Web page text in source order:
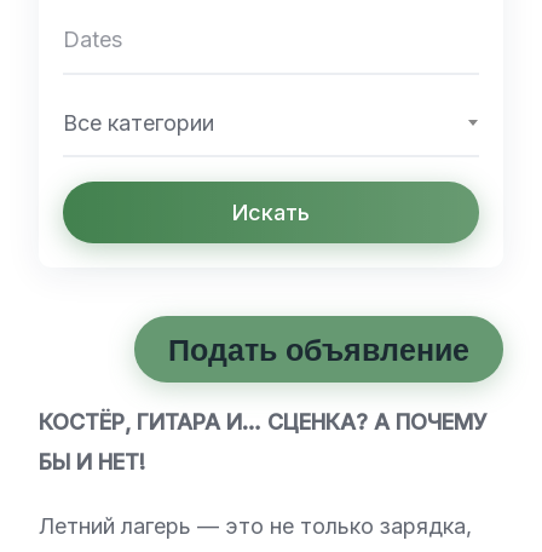
Все категории
Искать
Подать объявление
КОСТЁР, ГИТАРА И… СЦЕНКА? А ПОЧЕМУ
БЫ И НЕТ!
Летний лагерь — это не только зарядка,